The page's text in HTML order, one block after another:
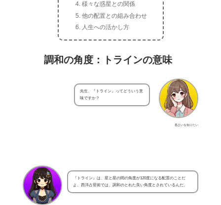
様々な惑星との関係
他の配置との組み合わせ
人生への活かし方
調和の角度：トラインの意味
星占いを知りたい
先生、『トライン』ってどういう意
味ですか？
『トライン』は、星と星の間の角度が120度になる配置のことだ
よ。西洋占星術では、調和のとれた良い角度とされているんだ。